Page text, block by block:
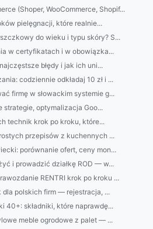
(Shoper, WooCommerce, Shopif...
pielęgnacji, które realnie...
do wieku i typu skóry? S...
w certyfikatach i w obowiązka...
błędy i jak ich uni...
codziennie odkładaj 10 zł i ...
firmę w słowackim systemie g...
strategie, optymalizacja Goo...
technik krok po kroku, które...
przepisów z kuchennych ...
porównanie ofert, ceny mon...
i prowadzić działkę ROD — w...
RENTRI krok po kroku ...
polskich firm — rejestracja, ...
40+: składniki, które naprawdę...
meble ogrodowe z palet — ...